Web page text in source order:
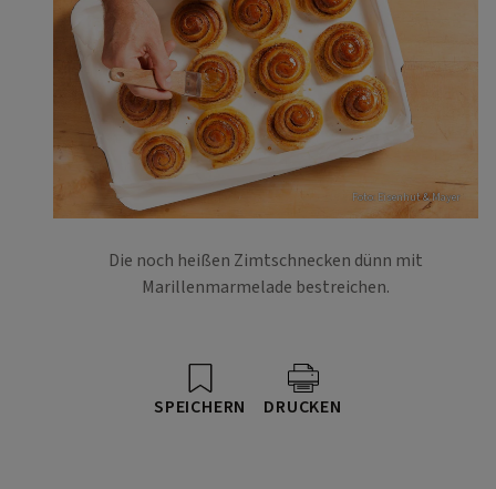
Foto: Eisenhut & Mayer
Die noch heißen Zimtschnecken dünn mit
Marillenmarmelade bestreichen.
SPEICHERN DRUCKEN